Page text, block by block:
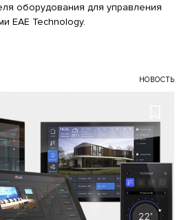
оборудования для управления
EAE Technology.
НОВОСТЬ